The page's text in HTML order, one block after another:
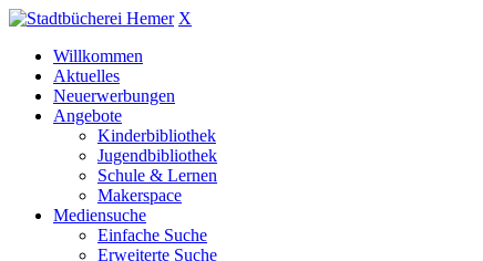
X
Willkommen
Aktuelles
Neuerwerbungen
Angebote
Kinderbibliothek
Jugendbibliothek
Schule & Lernen
Makerspace
Mediensuche
Einfache Suche
Erweiterte Suche